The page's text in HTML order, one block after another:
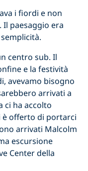
i fiordi e non
paesaggio era
centro sub. Il
e la festività
avevamo bisogno
arrivati a
ci ha accolto
è offerto di portarci
arrivati Malcolm
escursione
Center della